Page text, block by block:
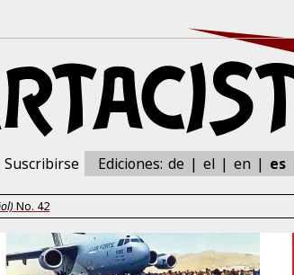
Suscribirse Ediciones: de el en es
No. 42